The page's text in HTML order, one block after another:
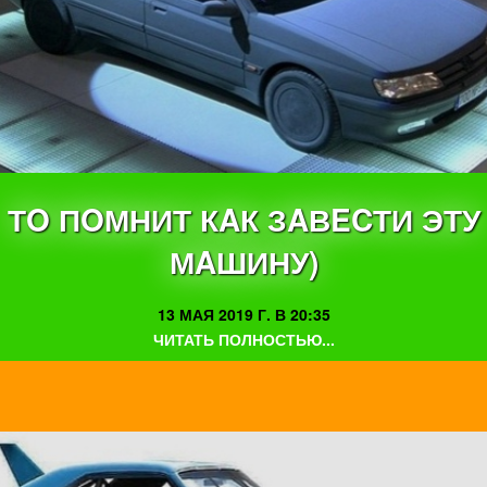
ТO ПOМНИТ КAК ЗAВECТИ ЭТУ
МAШИНУ)
13 МАЯ 2019 Г. В 20:35
ЧИТАТЬ ПОЛНОСТЬЮ...